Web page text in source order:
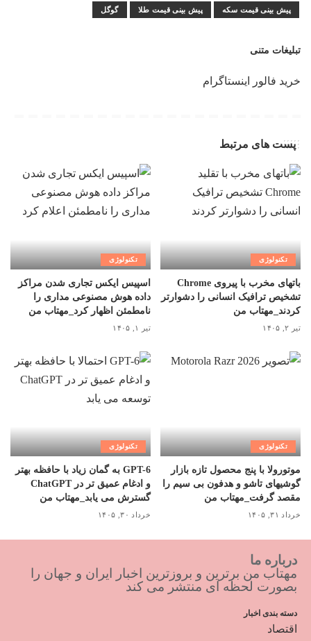
پیش بینی قیمت سکه پیش بینی قیمت طلا گوگل
تبلیغات متنی
خرید فالور اینستاگرام
پست های مرتبط
تکنولوژی
باتهای مخرب با پیروی Chrome
تشخیص ترافیک انسانی را دشوارتر
کردند_مهتاب من
تیر ۲, ۱۴۰۵
تکنولوژی
اسپیس ایکس تجاری شدن مراکز
داده هوش مصنوعی مداری را
نامطمئن اظهار کرد_مهتاب من
تیر ۱, ۱۴۰۵
تکنولوژی
موتورولا با پنج محصول تازه بازار
گوشیهای تاشو و هدفون بی سیم را
مقصد گرفت_مهتاب من
خرداد ۳۱, ۱۴۰۵
تکنولوژی
GPT-6 به گمان زیاد با حافظه بهتر
و ادغام عمیق تر در ChatGPT
گسترش می یابد_مهتاب من
خرداد ۳۰, ۱۴۰۵
درباره ما
مهتاب من برترین و بروزترین اخبار ایران و جهان را
بصورت لحظه ای منتشر می کند
دسته بندی اخبار
اقتصاد